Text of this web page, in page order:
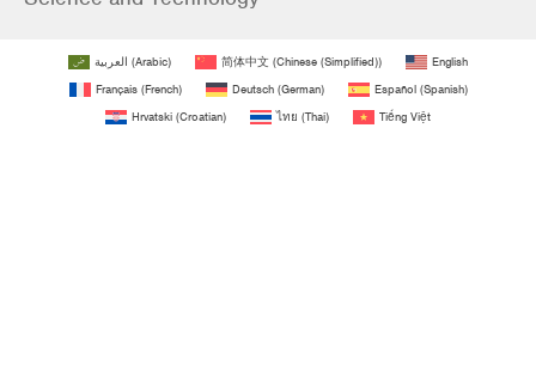
العربية (Arabic) 简体中文 (Chinese (Simplified))
English
Français(French) Deutsch(German) Español(Spanish)
Hrvatski (Croatian) ไทย (Thai) Tiếng Việt